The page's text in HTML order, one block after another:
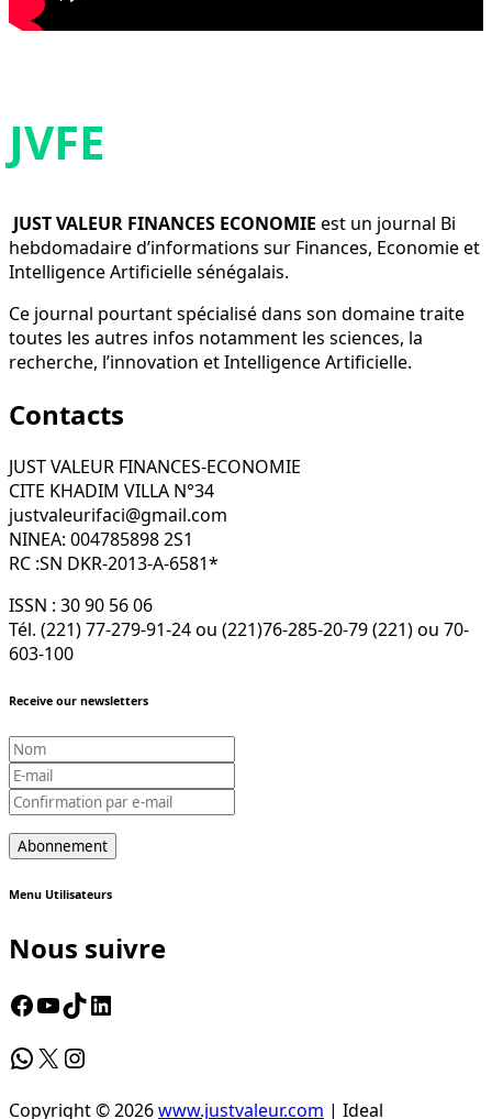
JVFE
JUST VALEUR FINANCES ECONOMIE est un journal Bi
hebdomadaire d’informations sur Finances, Economie et
Intelligence Artificielle sénégalais.
Ce journal pourtant spécialisé dans son domaine traite
toutes les autres infos notamment les sciences, la
recherche, l’innovation et Intelligence Artificielle.
Contacts
JUST VALEUR FINANCES-ECONOMIE
CITE KHADIM VILLA N°34
justvaleurifaci@gmail.com
NINEA: 004785898 2S1
RC :SN DKR-2013-A-6581*
ISSN : 30 90 56 06
Tél. (221) 77-279-91-24 ou (221)76-285-20-79 (221) ou 70-
603-100
Receive our newsletters
Menu Utilisateurs
Nous suivre
Facebook
YouTube
TikTokLinkedIn
WhatsApp
X Instagram
Copyright © 2026www.justvaleur.com | Ideal